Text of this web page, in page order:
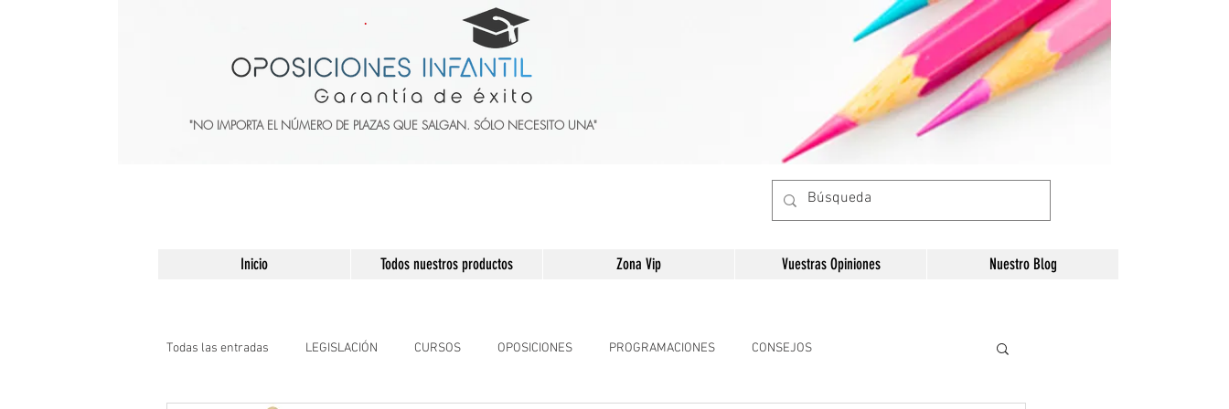
"NO IMPORTA EL NÚMERO DE PLAZAS QUE SALGAN. SÓLO NECESITO UNA"
Inicio Todos nuestros productos Zona Vip Vuestras Opiniones Nuestro Blog
Todas las entradas LEGISLACIÓN CURSOS OPOSICIONES PROGRAMACIONES CONSEJOS